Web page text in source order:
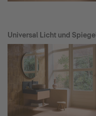
Universal Licht und Spiegel